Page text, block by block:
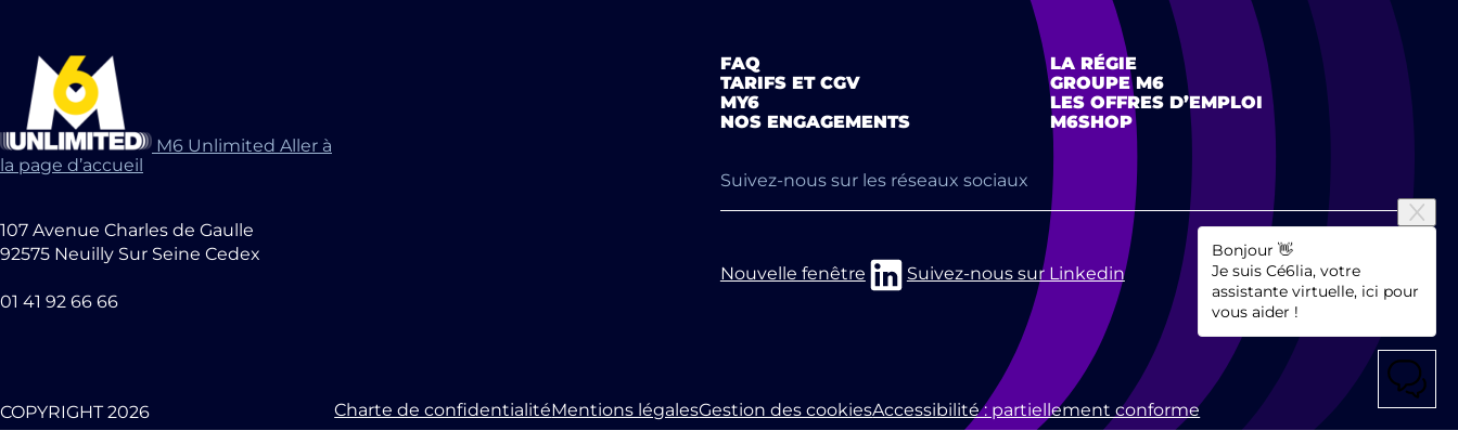
M6 Unlimited Aller à
la page d’accueil
107 Avenue Charles de Gaulle
92575 Neuilly Sur Seine Cedex
01 41 92 66 66
FAQ
TARIFS ET CGV
MY6
NOS ENGAGEMENTS
LA RÉGIE
GROUPE M6
LES OFFRES D’EMPLOI
M6SHOP
Suivez-nous sur les réseaux sociaux
Nouvelle fenêtre Suivez-nous sur Linkedin
COPYRIGHT 2026 Charte de confidentialitéMentions légalesGestion des cookiesAccessibilité : partiellement conforme
Bonjour 👋
Je suis Cé6lia, votre
assistante virtuelle, ici pour
vous aider !